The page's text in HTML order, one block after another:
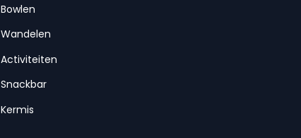
Bowlen
Wandelen
Activiteiten
Snackbar
Kermis